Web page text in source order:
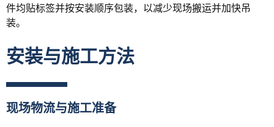
件均贴标签并按安装顺序包装，以减少现场搬运并加快吊
装。
安装与施工方法
现场物流与施工准备